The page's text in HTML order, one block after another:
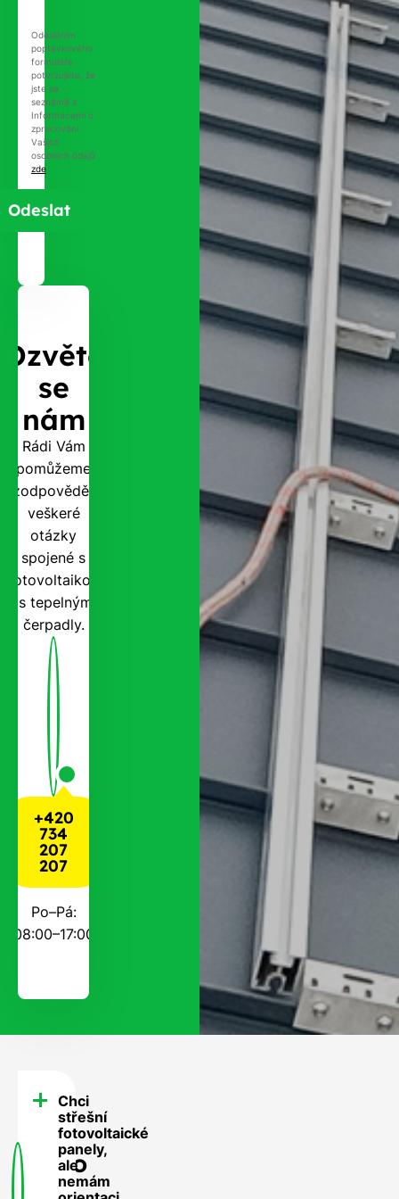
Ozvěte
se
nám
Rádi Vám
pomůžeme
zodpovědět
veškeré
otázky
spojené s
fotovoltaikou
i s tepelnými
čerpadly.
+420
734
207
207
Po–Pá:
08:00–17:00
Odesláním
poptávkového
formuláře
potvrzujete, že
jste se
seznámili s
Informacemi o
zpracování
Vašich
osobních údajů
zde
FAQ
-
Často
se
Chci
střešní
fotovoltaické
panely,
ale
nemám